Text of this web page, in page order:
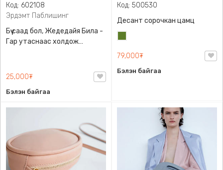
Код: 602108
Эрдэмт Паблишинг
Бүү саад бол, Жедедайя Била -
Гар утаснаас холдож
9789919235192
25,000₮
Бэлэн байгаа
Код: 500530
Десант сорочкан цамц
79,000₮
Бэлэн байгаа